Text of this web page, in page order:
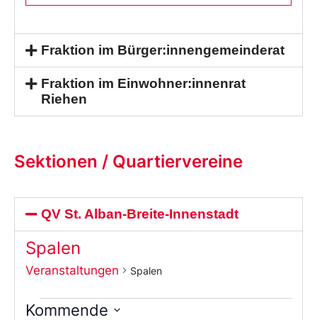
Fraktion im Bürger:innengemeinderat
Fraktion im Einwohner:innenrat
Riehen
Sektionen / Quartiervereine
QV St. Alban-Breite-Innenstadt
Spalen
Veranstaltungen Spalen
Kommende